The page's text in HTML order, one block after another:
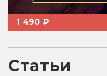
1 490 ₽
Статьи